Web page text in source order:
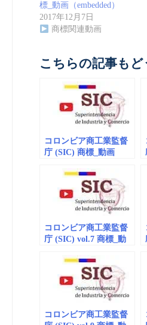
標_動画（embedded）
2017年12月7日
商標関連動画
こちらの記事もど
コロンビア商工業監督
庁 (SIC) 商標_動画
コロンビア商工業監督
庁 (SIC) vol.7 商標_動
コロンビア商工業監督